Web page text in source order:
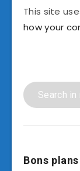
This site
how your
Bons plans